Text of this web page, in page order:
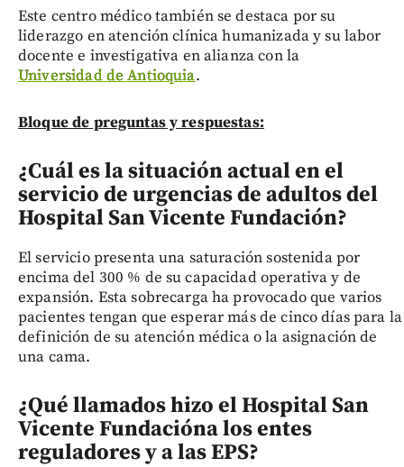
Este centro médico también se destaca por su
liderazgo en atención clínica humanizada y su labor
docente e investigativa en alianza con la
Universidad de Antioquia.
Bloque de preguntas y respuestas:
¿Cuál es la situación actual en el
servicio de urgencias de adultos del
Hospital San Vicente Fundación?
El servicio presenta una saturación sostenida por
encima del 300 % de su capacidad operativa y de
expansión. Esta sobrecarga ha provocado que varios
pacientes tengan que esperar más de cinco días para la
definición de su atención médica o la asignación de
una cama.
¿Qué llamados hizo el Hospital San
Vicente Fundacióna los entes
reguladores y a las EPS?